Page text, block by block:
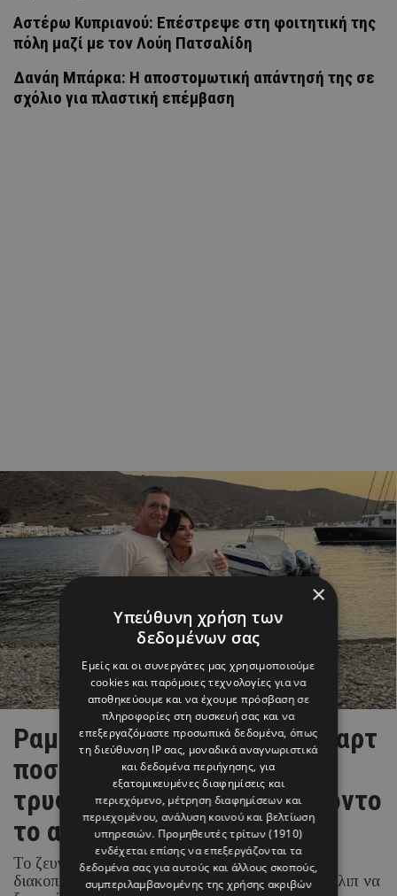
Αστέρω Κυπριανού: Επέστρεψε στη φοιτητική της
πόλη μαζί με τον Λούη Πατσαλίδη
Δανάη Μπάρκα: Η αποστομωτική απάντησή της σε
σχόλιο για πλαστική επέμβαση
Ραμόνα & Τορναρίτης: Οι «καρτ
ποστάλ» από το Ιόνιο και το
τρυφερό στιγμιότυπο με φόντο
το απέραντο γαλάζιο
Το ζευγάρι απολαμβάνει τις καλοκαιρινές του
διακοπές στα νησιά του Ιονίου, με τη Ραμόνα Φίλιπ να
×
Υπεύθυνη χρήση των
δεδομένων σας
Εμείς και οι συνεργάτες μας χρησιμοποιούμε
cookies και παρόμοιες τεχνολογίες για να
αποθηκεύουμε και να έχουμε πρόσβαση σε
πληροφορίες στη συσκευή σας και να
επεξεργαζόμαστε προσωπικά δεδομένα, όπως
τη διεύθυνση IP σας, μοναδικά αναγνωριστικά
και δεδομένα περιήγησης, για
εξατομικευμένες διαφημίσεις και
περιεχόμενο, μέτρηση διαφημίσεων και
περιεχομένου, ανάλυση κοινού και βελτίωση
υπηρεσιών. Προμηθευτές τρίτων (1910)
ενδέχεται επίσης να επεξεργάζονται τα
δεδομένα σας για αυτούς και άλλους σκοπούς,
συμπεριλαμβανομένης της χρήσης ακριβών